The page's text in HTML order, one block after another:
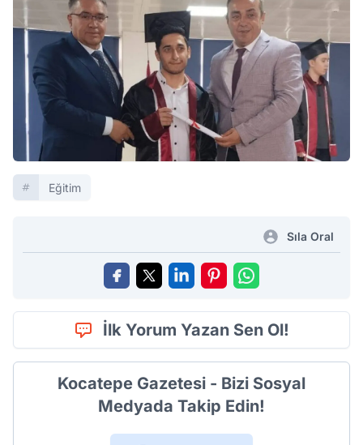
Eğitim
Sıla Oral
İlk Yorum Yazan Sen Ol!
Kocatepe Gazetesi - Bizi Sosyal
Medyada Takip Edin!